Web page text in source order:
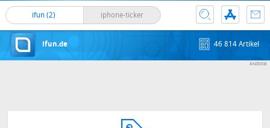
ifun (2) iphone-ticker
ifun.de 46 814 Artikel